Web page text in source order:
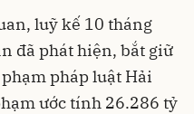
luỹ kế 10 tháng
đã phát hiện, bắt giữ
pháp luật Hải
ước tính 26.286 tỷ